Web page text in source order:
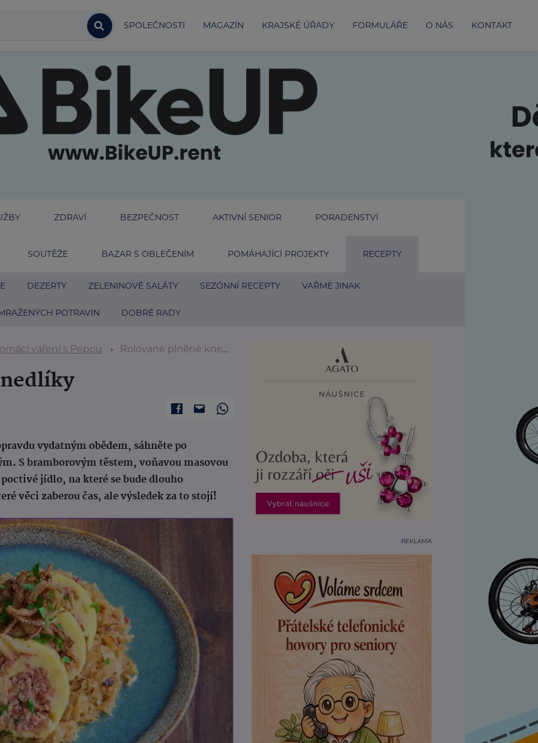
SPOLEČNOSTI MAGAZÍN KRAJSKÉ ÚŘADY FORMULÁŘE O NÁS KONTAKT
ZDRAVÍ BEZPEČNOST AKTIVNÍ SENIOR PORADENSTVÍ
SOUTĚŽE BAZAR S OBLEČENÍM POMÁHAJÍCÍ PROJEKTY RECEPTY
DEZERTY ZELENINOVÉ SALÁTY SEZÓNNÍ RECEPTY VAŘME JINAK
POTRAVIN DOBRÉ RADY
vaření s Pepou Rolované plněné knedlíky
vydatným obědem, sáhněte po
S bramborovým těstem, voňavou masovou
jídlo, na které se bude dlouho
věci zaberou čas, ale výsledek za to stojí!
REKLAMA